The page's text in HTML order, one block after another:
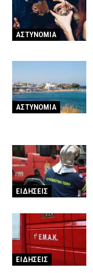
ΑΣΤΥΝΟΜΙΑ
ΑΣΤΥΝΟΜΙΑ
ΕΙΔΗΣΕΙΣ
ΕΙΔΗΣΕΙΣ